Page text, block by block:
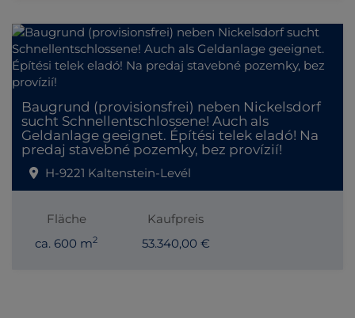
Baugrund (provisionsfrei) neben Nickelsdorf
sucht Schnellentschlossene! Auch als
Geldanlage geeignet. Építési telek eladó! Na
predaj stavebné pozemky, bez provízií!
H-9221 Kaltenstein-Levél
Fläche
ca. 600 m2
Kaufpreis
53.340,00 €